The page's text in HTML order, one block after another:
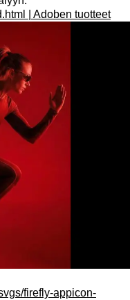
| Adoben tuotteet
firefly-appicon-